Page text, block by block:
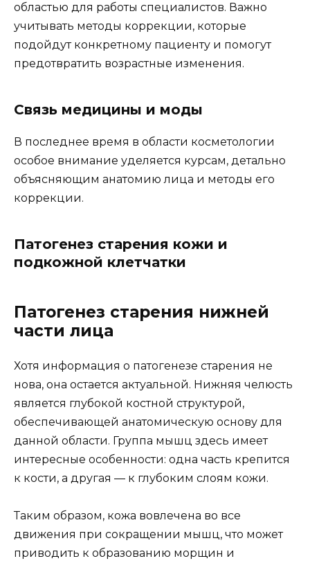
областью для работы специалистов. Важно
учитывать методы коррекции, которые
подойдут конкретному пациенту и помогут
предотвратить возрастные изменения.
Связь медицины и моды
В последнее время в области косметологии
особое внимание уделяется курсам, детально
объясняющим анатомию лица и методы его
коррекции.
Патогенез старения кожи и
подкожной клетчатки
Патогенез старения нижней
части лица
Хотя информация о патогенезе старения не
нова, она остается актуальной. Нижняя челюсть
является глубокой костной структурой,
обеспечивающей анатомическую основу для
данной области. Группа мышц здесь имеет
интересные особенности: одна часть крепится
к кости, а другая — к глубоким слоям кожи.
Таким образом, кожа вовлечена во все
движения при сокращении мышц, что может
приводить к образованию морщин и